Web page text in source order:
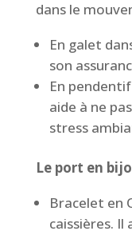
dans le
En galet
son
En
aide à ne
stress
Le port en
Bracelet en
caissières. Il